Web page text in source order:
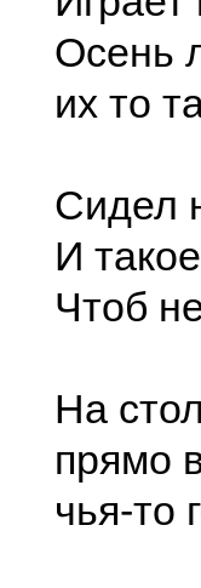
Осень
их то
Сидел
И
Чтоб
На
прямо
чья-то